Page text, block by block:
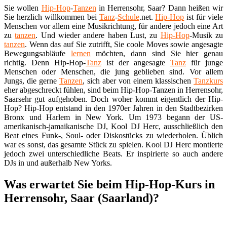
Sie wollen Hip-Hop-Tanzen in Herrensohr, Saar? Dann heißen wir
Sie herzlich willkommen bei Tanz-Schule.net.Hip-Hop ist für viele
Menschen vor allem eine Musikrichtung, für andere jedoch eine Art
zutanzen. Und wieder andere haben Lust, zu Hip-Hop-Musik zu
tanzen. Wenn das auf Sie zutrifft, Sie coole Moves sowie angesagte
Bewegungsabläufe lernen möchten, dann sind Sie hier genau
richtig. Denn Hip-Hop-Tanz ist der angesagte Tanz für junge
Menschen oder Menschen, die jung geblieben sind. Vor allem
Jungs, die gerne Tanzen, sich aber von einem klassischen Tanzkurs
eher abgeschreckt fühlen, sind beim Hip-Hop-Tanzen in Herrensohr,
Saarsehr gut aufgehoben. Doch woher kommt eigentlich der Hip-
Hop? Hip-Hop entstand in den 1970er Jahren in den Stadtbezirken
Bronx und Harlem in New York. Um 1973 begann der US-
amerikanisch-jamaikanische DJ, Kool DJ Herc, ausschließlich den
Beat eines Funk-, Soul- oder Diskostücks zu wiederholen. Üblich
war es sonst, das gesamte Stück zu spielen. Kool DJ Herc montierte
jedoch zwei unterschiedliche Beats. Er inspirierte so auch andere
DJs in und außerhalb New Yorks.
Was erwartet Sie beim Hip-Hop-Kurs in
Herrensohr, Saar (Saarland)?